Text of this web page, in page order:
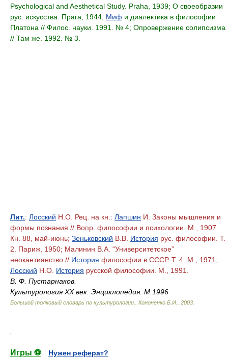
Psychological and Aesthetical Study. Praha, 1939; О своеобразии
рус. искусства. Прага, 1944; Миф и диалектика в философии
Платона // Филос. науки. 1991. № 4; Опровержение солипсизма
// Там же. 1992. № 3.
Лит.: Лосский Н.О. Рец. на кн.: Лапшин И. Законы мышления и
формы познания // Вопр. философии и психологии. М., 1907.
Кн. 88, май-июнь; Зеньковский В.В. История рус. философии. Т.
2. Париж, 1950; Малинин В.А. “Университетское”
неокантианство // История философии в СССР. Т. 4. М., 1971;
Лосский Н.О. История русской философии. М., 1991.
В. Ф. Пустарнаков.
Культурология ХХ век. Энциклопедия. М.1996
Большой толковый словарь по культурологии. Кононенко Б.И. 2003
Игры ⚽
Нужен реферат?